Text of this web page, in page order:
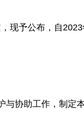
现予公布，自2023
协助工作，制定本